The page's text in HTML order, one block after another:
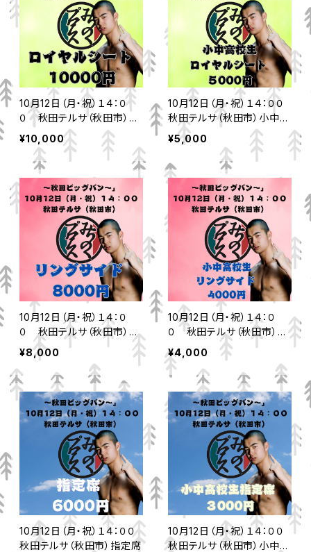
10月12日（月・祝）１４：０
０ 秋田テルサ（秋田市）ロ
イヤルシート
¥10,000
10月12日（月・祝）１４：００
秋田テルサ（秋田市）小中高
校生ロイヤルシート
¥5,000
10月12日（月・祝）１４：０
０ 秋田テルサ（秋田市）リ
ングサイド
¥8,000
10月12日（月・祝）１４：０
０ 秋田テルサ（秋田市）小
中高校生リングサイド
¥4,000
10月12日（月・祝）１４：００
秋田テルサ（秋田市）指定席
10月12日（月・祝）１４：００
秋田テルサ（秋田市）小中高